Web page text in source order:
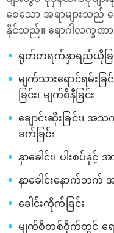
စေ​သော အရာများသည်
နိုင်သည်။ ရောဂါလက္ခဏာမျ
ရုတ်တရက်နှာရည်ယိုခြင်း၊
မျက်သားရောင်ရမ်းခ
ခြင်း၊ မျက်စိနီခြင်း
ချောင်းဆိုးခြင်း၊
ခက်ခြင်း
နှာခေါင်း၊ ပါးစပ်နှင့်
နှာခေါင်းနောက်ဘက်
ခေါင်းကိုက်ခြင်း
မျက်စိတစ်ဝိုက်တွင် ရေ